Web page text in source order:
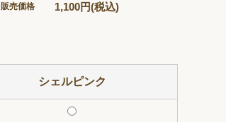
販売価格 1,100円(税込)
シェルピンク